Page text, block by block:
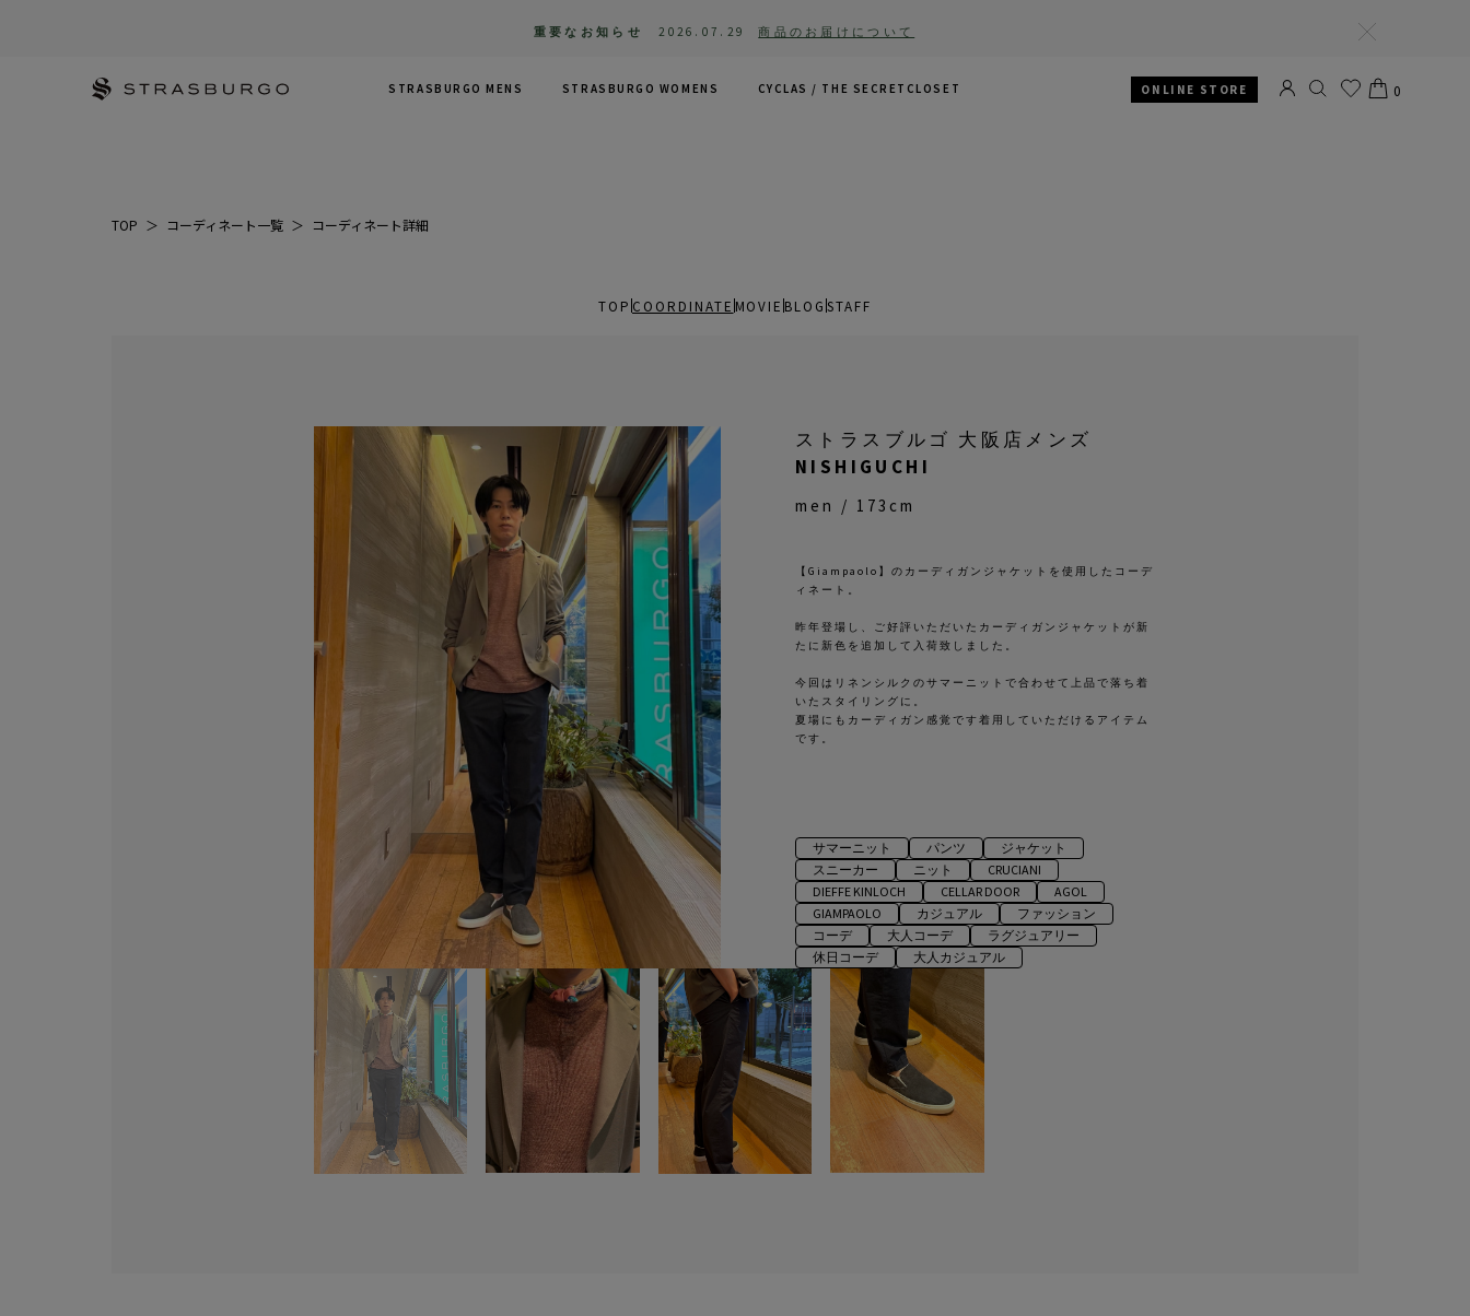
重要なお知らせ 2026.07.29
商品のお届けについて
る
STRASBURGO MENS STRASBURGO WOMENS CYCLAS / THE SECRETCLOSET ONLINE STORE 0
TOP ＞ コーディネート一覧 ＞ コーディネート詳細
TOP COORDINATE MOVIE BLOG STAFF
ストラスブルゴ 大阪店メンズ
NISHIGUCHI
men / 173cm
【Giampaolo】のカーディガンジャケットを使用したコーデ
ィネート。
昨年登場し、ご好評いただいたカーディガンジャケットが新
たに新色を追加して入荷致しました。
今回はリネンシルクのサマーニットで合わせて上品で落ち着
いたスタイリングに。
夏場にもカーディガン感覚です着用していただけるアイテム
です。
サマーニット パンツ
ジャケット
スニーカー
ニット
CRUCIANI
DIEFFE KINLOCH
CELLAR DOOR
AGOL
GIAMPAOLO
カジュアル
ファッション
コーデ
大人コーデ
ラグジュアリー
休日コーデ
大人カジュアル